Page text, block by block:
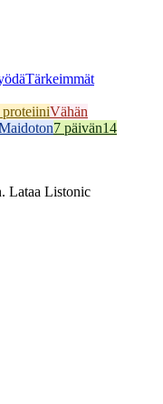
Tärkeimmät
proteiiniVähän
7 päivän14
Lataa Listonic